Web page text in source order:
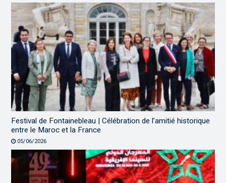
Festival de Fontainebleau | Célébration de l’amitié historique
entre le Maroc et la France
05/06/2026